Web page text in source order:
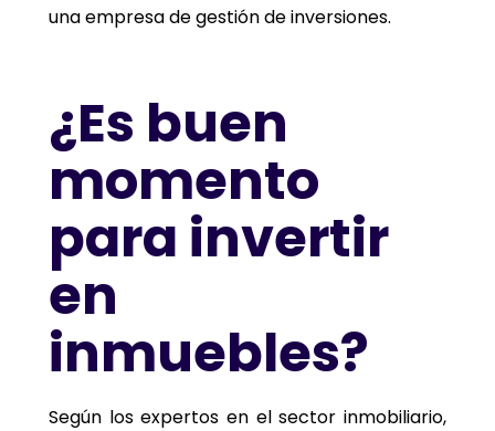
una empresa de gestión de inversiones.
¿Es buen
momento
para invertir
en
inmuebles?
Según los expertos en el sector inmobiliario,